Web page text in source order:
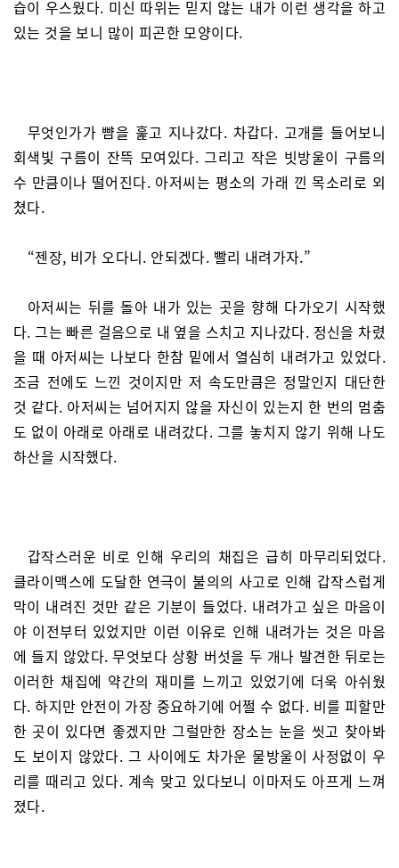
습이 우스웠다. 미신 따위는 믿지 않는 내가 이런 생각을 하고
있는 것을 보니 많이 피곤한 모양이다.
무엇인가가 뺨을 훑고 지나갔다. 차갑다. 고개를 들어보니
회색빛 구름이 잔뜩 모여있다. 그리고 작은 빗방울이 구름의
수 만큼이나 떨어진다. 아저씨는 평소의 가래 낀 목소리로 외
쳤다.
“젠장, 비가 오다니. 안되겠다. 빨리 내려가자.”
아저씨는 뒤를 돌아 내가 있는 곳을 향해 다가오기 시작했
다. 그는 빠른 걸음으로 내 옆을 스치고 지나갔다. 정신을 차렸
을 때 아저씨는 나보다 한참 밑에서 열심히 내려가고 있었다.
조금 전에도 느낀 것이지만 저 속도만큼은 정말인지 대단한
것 같다. 아저씨는 넘어지지 않을 자신이 있는지 한 번의 멈춤
도 없이 아래로 아래로 내려갔다. 그를 놓치지 않기 위해 나도
하산을 시작했다.
갑작스러운 비로 인해 우리의 채집은 급히 마무리되었다.
클라이맥스에 도달한 연극이 불의의 사고로 인해 갑작스럽게
막이 내려진 것만 같은 기분이 들었다. 내려가고 싶은 마음이
야 이전부터 있었지만 이런 이유로 인해 내려가는 것은 마음
에 들지 않았다. 무엇보다 상황 버섯을 두 개나 발견한 뒤로는
이러한 채집에 약간의 재미를 느끼고 있었기에 더욱 아쉬웠
다. 하지만 안전이 가장 중요하기에 어쩔 수 없다. 비를 피할만
한 곳이 있다면 좋겠지만 그럴만한 장소는 눈을 씻고 찾아봐
도 보이지 않았다. 그 사이에도 차가운 물방울이 사정없이 우
리를 때리고 있다. 계속 맞고 있다보니 이마저도 아프게 느껴
졌다.